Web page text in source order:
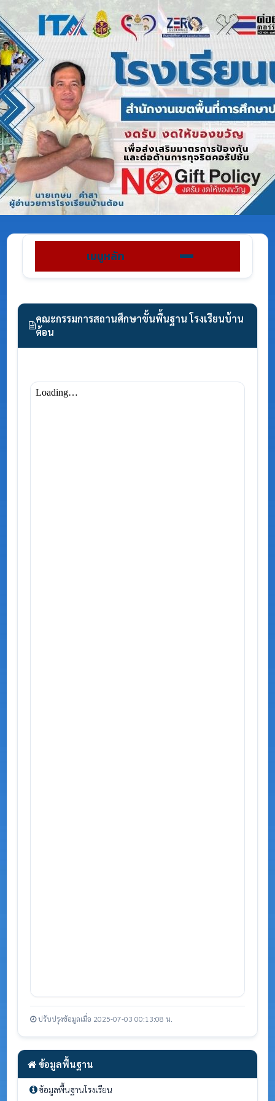
เมนูหลัก
ข้อมูลพื้นฐาน
ข้อมูลพื้นฐานโรงเรียน
คณะกรรมการสถานศึกษาขั้นพื้นฐาน โรงเรียนบ้าน
ต้อน
ปรับปรุงข้อมูลเมื่อ 2025-07-03 00:13:08 น.